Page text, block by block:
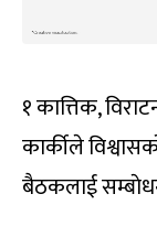
१ कात्तिक,
कार्कीले
बैठकलाई